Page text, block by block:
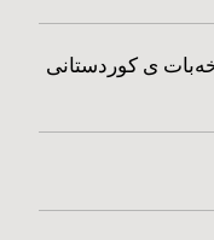
ی کوردستانی